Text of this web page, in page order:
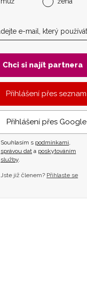
Chci si najít partnera
Přihlášení přes seznam
Přihlášení přes Google
Souhlasím s podmínkami,
správou dat a poskytováním
služby.
Jste již členem? Přihlaste se